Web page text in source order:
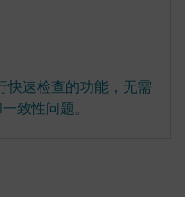
快速检查的功能，无需
致性问题。